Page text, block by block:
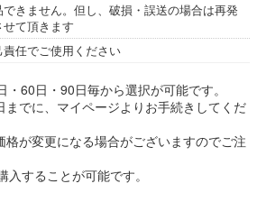
できません。但し、破損・誤送の場合は再発
せて頂きます
責任でご使用ください
60日・90日毎から選択が可能です。
でに、マイページよりお手続きしてくだ
が変更になる場合がございますのでご注
することが可能です。